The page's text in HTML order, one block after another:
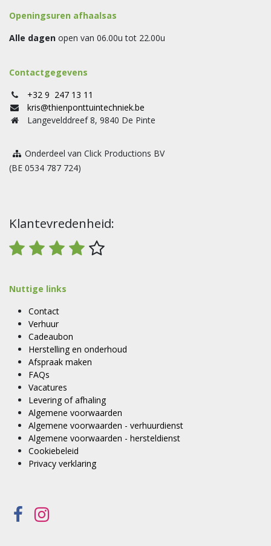
Openingsuren afhaalsas
Alle dagen open van 06.00u tot 22.00u
Contactgegevens
+32 9 247 13 11
kris@thienponttuintechniek.be
Langevelddreef 8, 9840 De Pinte
Onderdeel van Click Productions BV
(BE 0534 787 724)
Klantevredenheid:
Nuttige links
Contact
Verhuur
Cadeaubon
Herstelling en onderhoud
Afspraak maken
FAQs
Vacatures
Levering of afhaling
Algemene voorwaarden
Algemene voorwaarden - verhuurdienst
Algemene voorwaarden - hersteldienst
Cookiebeleid
Privacy verklaring